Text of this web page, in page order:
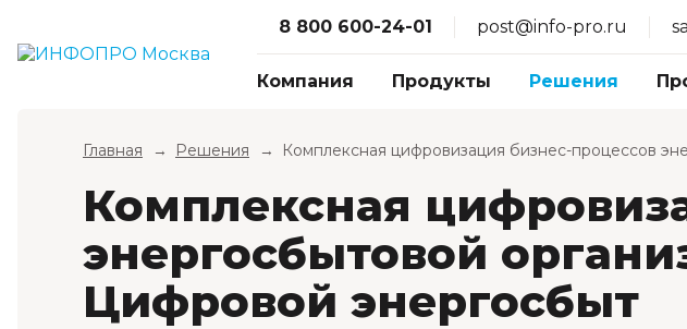
8 800 600-24-01 post@info-pro.ru
Компания Продукты Решения
Главная Решения Комплексная цифровизация бизнес-процессов
Комплексная
энергосбытовой
Цифровой энергосбыт